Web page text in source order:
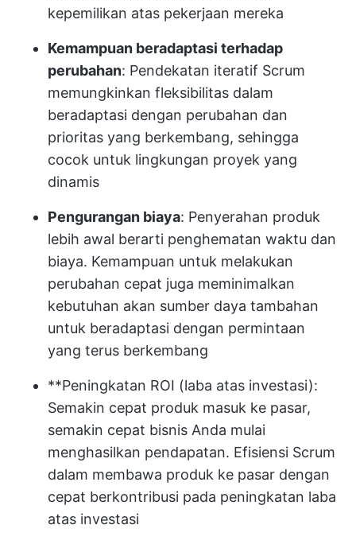
kepemilikan atas pekerjaan mereka
Kemampuan beradaptasi terhadap
perubahan: Pendekatan iteratif Scrum
memungkinkan fleksibilitas dalam
beradaptasi dengan perubahan dan
prioritas yang berkembang, sehingga
cocok untuk lingkungan proyek yang
dinamis
Pengurangan biaya: Penyerahan produk
lebih awal berarti penghematan waktu dan
biaya. Kemampuan untuk melakukan
perubahan cepat juga meminimalkan
kebutuhan akan sumber daya tambahan
untuk beradaptasi dengan permintaan
yang terus berkembang
**Peningkatan ROI (laba atas investasi):
Semakin cepat produk masuk ke pasar,
semakin cepat bisnis Anda mulai
menghasilkan pendapatan. Efisiensi Scrum
dalam membawa produk ke pasar dengan
cepat berkontribusi pada peningkatan laba
atas investasi